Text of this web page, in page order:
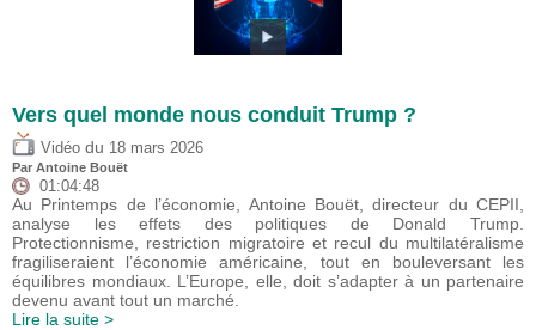
Vers quel monde nous conduit Trump ?
Vidéo du 18 mars 2026
Par Antoine Bouët
01:04:48
Au Printemps de l’économie, Antoine Bouët, directeur du CEPII,
analyse les effets des politiques de Donald Trump.
Protectionnisme, restriction migratoire et recul du multilatéralisme
fragiliseraient l’économie américaine, tout en bouleversant les
équilibres mondiaux. L’Europe, elle, doit s’adapter à un partenaire
devenu avant tout un marché.
Lire la suite >